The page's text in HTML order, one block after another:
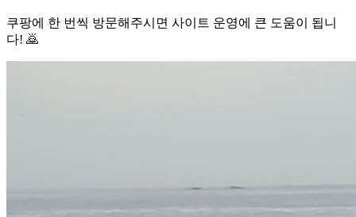
쿠팡에 한 번씩 방문해주시면 사이트 운영에 큰 도움이 됩니
다! 🙇